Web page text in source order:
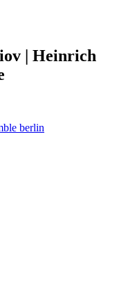
| Heinrich
berlin